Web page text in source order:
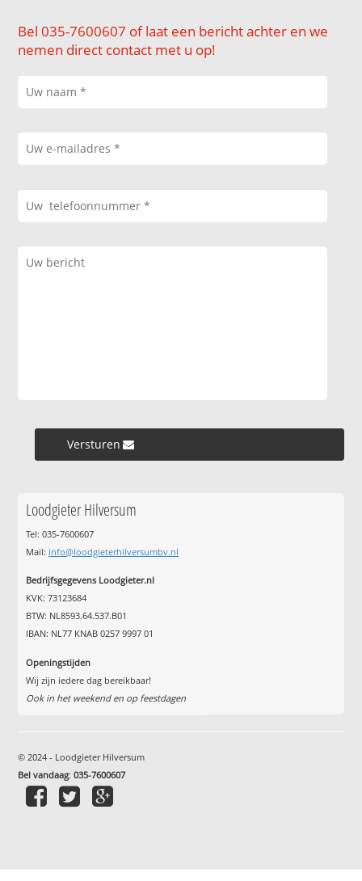
Bel 035-7600607 of laat een bericht achter en we
nemen direct contact met u op!
Versturen »
Loodgieter Hilversum
Tel: 035-7600607
Mail: info@loodgieterhilversumbv.nl
Bedrijfsgegevens Loodgieter.nl
KVK: 73123684
BTW: NL8593.64.537.B01
IBAN: NL77 KNAB 0257 9997 01
Openingstijden
Wij zijn iedere dag bereikbaar!
Ook in het weekend en op feestdagen
© 2024 - Loodgieter Hilversum
Bel vandaag:035-7600607